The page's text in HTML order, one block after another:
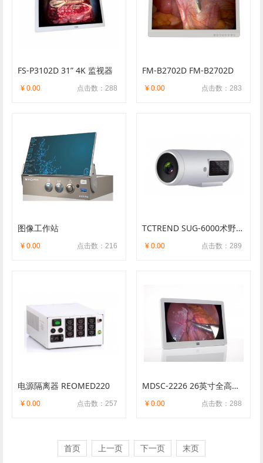
FS-P3102D 31” 4K 监视器
点击数：288
¥ 0.00
FM-B2702D FM-B2702D
点击数：283
¥ 0.00
图像工作站
点击数：216
¥ 0.00
TCTREND SUG-6000术野摄像
点击数：289
¥ 0.00
电源隔离器 REOMED220
点击数：257
¥ 0.00
MDSC-2226 26英寸全高清外科手
点击数：288
¥ 0.00
首页 上一页 下一页 末页